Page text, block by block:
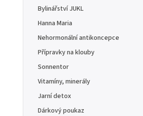
Bylinářství JUKL
Hanna Maria
Nehormonální antikoncepce
Přípravky na klouby
Sonnentor
Vitamíny, minerály
Jarní detox
Dárkový poukaz